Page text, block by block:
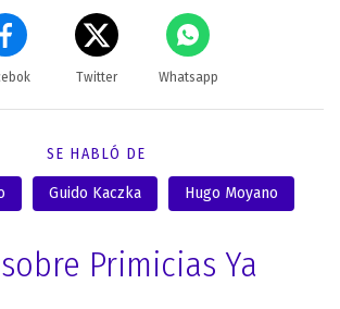
Twitter Whatsapp
SE HABLÓ DE
Guido Kaczka Hugo Moyano
Primicias Ya